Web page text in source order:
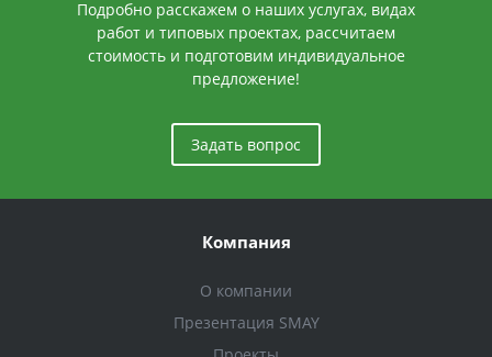
Подробно расскажем о наших услугах, видах
работ и типовых проектах, рассчитаем
стоимость и подготовим индивидуальное
предложение!
Задать вопрос
Компания
О компании
Презентация SMAY